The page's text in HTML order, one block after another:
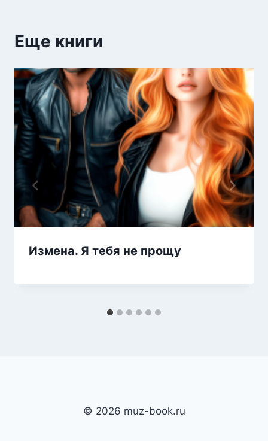
Еще книги
Измена. Я тебя не прощу
© 2026 muz-book.ru